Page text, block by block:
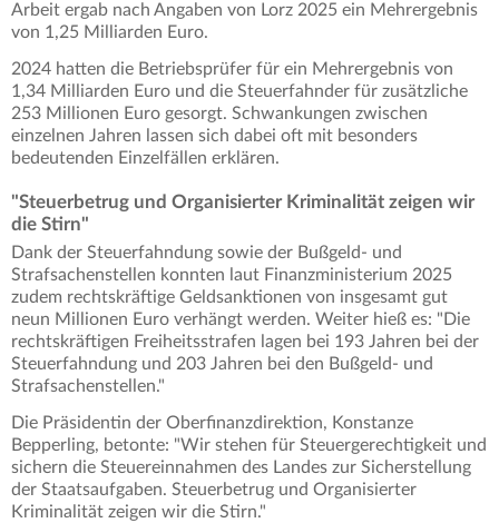
Arbeit ergab nach Angaben von Lorz 2025 ein Mehrergebnis
von 1,25 Milliarden Euro.
2024 hatten die Betriebsprüfer für ein Mehrergebnis von
1,34 Milliarden Euro und die Steuerfahnder für zusätzliche
253 Millionen Euro gesorgt. Schwankungen zwischen
einzelnen Jahren lassen sich dabei oft mit besonders
bedeutenden Einzelfällen erklären.
"Steuerbetrug und Organisierter Kriminalität zeigen wir
die Stirn"
Dank der Steuerfahndung sowie der Bußgeld- und
Strafsachenstellen konnten laut Finanzministerium 2025
zudem rechtskräftige Geldsanktionen von insgesamt gut
neun Millionen Euro verhängt werden. Weiter hieß es: "Die
rechtskräftigen Freiheitsstrafen lagen bei 193 Jahren bei der
Steuerfahndung und 203 Jahren bei den Bußgeld- und
Strafsachenstellen."
Die Präsidentin der Oberfinanzdirektion, Konstanze
Bepperling, betonte: "Wir stehen für Steuergerechtigkeit und
sichern die Steuereinnahmen des Landes zur Sicherstellung
der Staatsaufgaben. Steuerbetrug und Organisierter
Kriminalität zeigen wir die Stirn."